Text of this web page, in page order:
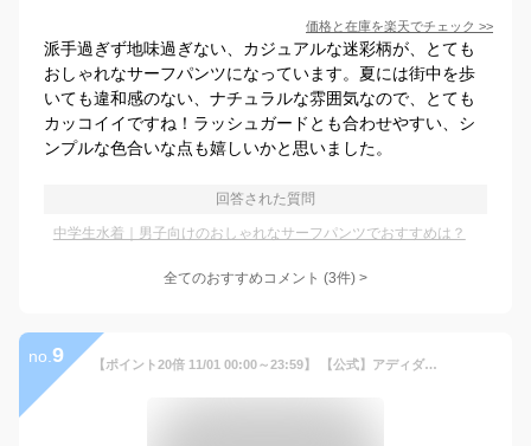
価格と在庫を楽天でチェック >>
派手過ぎず地味過ぎない、カジュアルな迷彩柄が、とても
おしゃれなサーフパンツになっています。夏には街中を歩
いても違和感のない、ナチュラルな雰囲気なので、とても
カッコイイですね！ラッシュガードとも合わせやすい、シ
ンプルな色合いな点も嬉しいかと思いました。
回答された質問
中学生水着｜男子向けのおしゃれなサーフパンツでおすすめは？
全てのおすすめコメント (3件) >
no. 9 【ポイント20倍 11/01 00:00～23:59】 【公式】アディダス adidas 返品可 ランニング GLX 6 パフォーマンス メンズ シューズ・靴 スニーカー 黒 ブラック GW4138 ランニングシューズ 【PT】